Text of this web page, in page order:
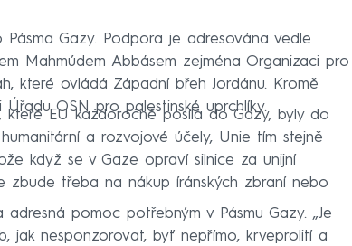
Gazy. Podpora je adresována vedle
Mahmúdem Abbásem zejména Organizaci pro
které ovládá Západní břeh Jordánu. Kromě
OSN pro palestinské uprchlíky.
které EU každoročně posílá do Gazy, byly do
a rozvojové účely, Unie tím stejně
když se v Gaze opraví silnice za unijní
zbude třeba na nákup íránských zbraní nebo
pomoc potřebným v Pásmu Gazy. „Je
jak nesponzorovat, byť nepřímo, krveprolití a